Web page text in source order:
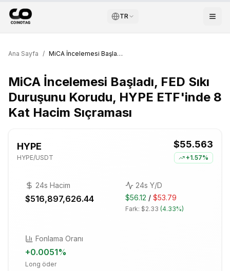
TR
Ana Sayfa / MiCA İncelemesi Başladı, FED Sıkı Duruşunu Korudu, HYPE ETF'inde 8 Kat Hacim Sıçraması
MiCA İncelemesi Başladı, FED Sıkı
Duruşunu Korudu, HYPE ETF'inde 8
Kat Hacim Sıçraması
HYPE
HYPE/USDT
$55.563
+1.57%
24s Hacim
$516,897,626.44
24s Y/D
$56.12 / $53.79
Fark: $2.33 (4.33%)
Fonlama Oranı
+0.0051%
Long öder